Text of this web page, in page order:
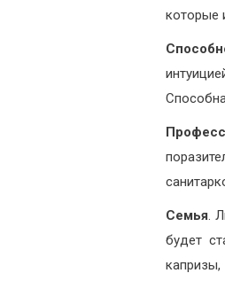
которые
Семья.
будет